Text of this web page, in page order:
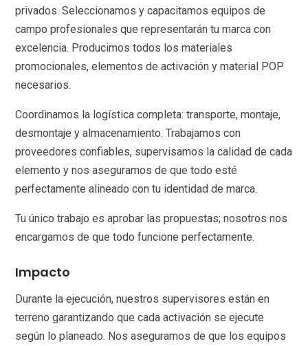
privados. Seleccionamos y capacitamos equipos de
campo profesionales que representarán tu marca con
excelencia. Producimos todos los materiales
promocionales, elementos de activación y material POP
necesarios.
Coordinamos la logística completa: transporte, montaje,
desmontaje y almacenamiento. Trabajamos con
proveedores confiables, supervisamos la calidad de cada
elemento y nos aseguramos de que todo esté
perfectamente alineado con tu identidad de marca.
Tu único trabajo es aprobar las propuestas; nosotros nos
encargamos de que todo funcione perfectamente.
Impacto
Durante la ejecución, nuestros supervisores están en
terreno garantizando que cada activación se ejecute
según lo planeado. Nos aseguramos de que los equipos